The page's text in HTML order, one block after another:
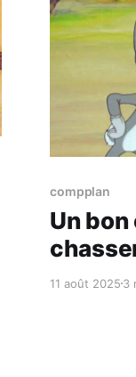
compplan
Un
11 août 20253